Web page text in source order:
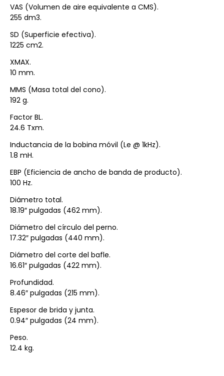
VAS (Volumen de aire equivalente a CMS).
255 dm3.
SD (Superficie efectiva).
1225 cm2.
XMAX.
10 mm.
MMS (Masa total del cono).
192 g.
Factor BL.
24.6 Txm.
Inductancia de la bobina móvil (Le @ 1kHz).
1.8 mH.
EBP (Eficiencia de ancho de banda de producto).
100 Hz.
Diámetro total.
18.19″ pulgadas (462 mm).
Diámetro del círculo del perno.
17.32″ pulgadas (440 mm).
Diámetro del corte del bafle.
16.61″ pulgadas (422 mm).
Profundidad.
8.46″ pulgadas (215 mm).
Espesor de brida y junta.
0.94″ pulgadas (24 mm).
Peso.
12.4 kg.